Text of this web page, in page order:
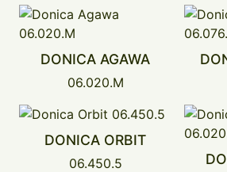
DONICA AGAWA
06.020.M
DONICA ORBIT
06.450.5